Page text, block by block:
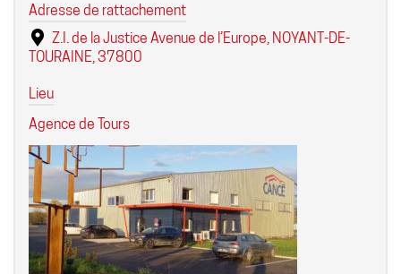
Adresse de rattachement
Z.I. de la Justice Avenue de l’Europe, NOYANT-DE-
TOURAINE, 37800
Lieu
Agence de Tours